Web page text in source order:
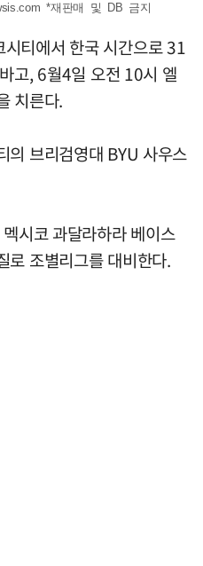
*재판매 및 DB 금지
티에서 한국 시간으로 31
고, 6월4일 오전 10시 엘
치른다.
의 브리검영대 BYU 사우스
시코 과달라하라 베이스
로 조별리그를 대비한다.